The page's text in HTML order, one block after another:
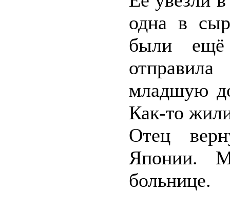
одна в
были
младшую
Как-то
Отец
Японии.
больнице.